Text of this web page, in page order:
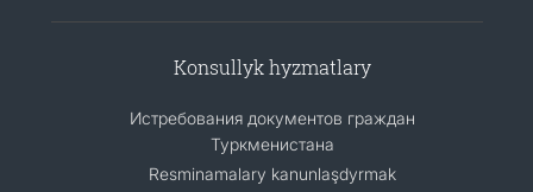
Konsullyk hyzmatlary
Истребования документов граждан
Туркменистана
Resminamalary kanunlaşdyrmak